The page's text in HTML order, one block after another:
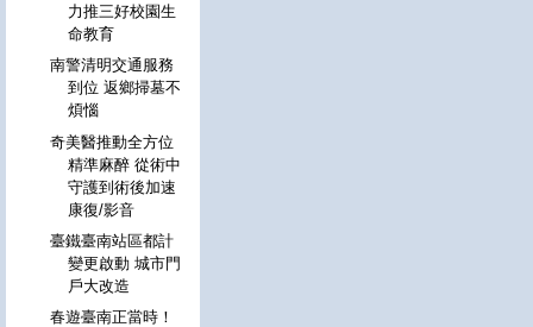
力推三好校園生
命教育
南警清明交通服務
到位 返鄉掃墓不
煩惱
奇美醫推動全方位
精準麻醉 從術中
守護到術後加速
康復/影音
臺鐵臺南站區都計
變更啟動 城市門
戶大改造
春遊臺南正當時！